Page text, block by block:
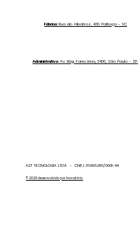
A2T TECNOLOGIA LTDA - CNPJ 36.806.286/0001-44
© 2026 desenvolvido por Inovatório
Fábrica:Rua do Albatroz, 430. Palhoça - SC
Administrativo:Av. Brig. Faria Lima, 3400, São Paulo - SP.